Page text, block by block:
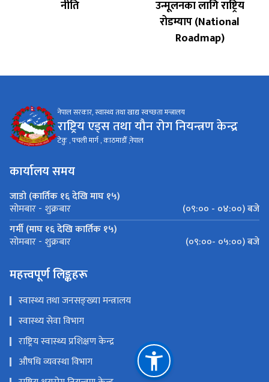
नीति
उन्मूलनका लागि राष्ट्रिय
रोडम्याप (National
Roadmap)
नेपाल सरकार, स्वास्थ्य तथा खाद्य स्वच्छता मन्त्रालय
राष्ट्रिय एड्स तथा यौन रोग नियन्त्रण केन्द्र
टेकु , पचली मार्ग , काठमाडौँ ,नेपाल
कार्यालय समय
जाडो (कार्तिक १६ देखि माघ १५)
सोमबार - शुक्रबार
(०९:०० - ०४:००) बजे
गर्मी (माघ १६ देखि कार्तिक १५)
सोमबार - शुक्रबार (०९:००- ०५:००) बजे
महत्त्वपूर्ण लिङ्कहरू
स्वास्थ्य तथा जनसङ्ख्या मन्त्रालय
स्वास्थ्य सेवा विभाग
राष्ट्रिय स्वास्थ्य प्रशिक्षण केन्द्र
औषधि व्यवस्था विभाग